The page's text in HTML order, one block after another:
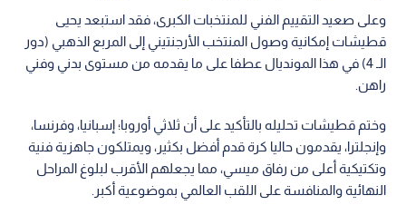
وعلى صعيد التقييم الفني للمنتخبات الكبرى، فقد استبعد يحيى
قطيشات إمكانية وصول المنتخب الأرجنتيني إلى المربع الذهبي (دور
الـ 4) في هذا المونديال عطفا على ما يقدمه من مستوى بدني وفني
راهن.
وختم قطيشات تحليله بالتأكيد على أن ثلاثي أوروبا؛ إسبانيا، وفرنسا،
وإنجلترا، يقدمون حاليا كرة قدم أفضل بكثير، ويمتلكون جاهزية فنية
وتكتيكية أعلى من رفاق ميسي، مما يجعلهم الأقرب لبلوغ المراحل
النهائية والمنافسة على اللقب العالمي بموضوعية أكبر.